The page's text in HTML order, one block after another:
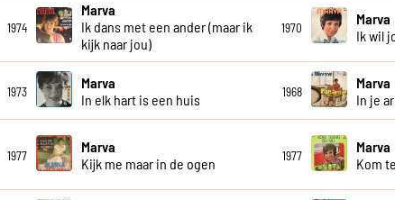
1974
Marva
Ik dans met een ander (maar ik
kijk naar jou)
1970
Marva
Ik wil
1973
Marva
In elk hart is een huis
1968
Marva
In je
1977
Marva
Kijk me maar in de ogen
1977
Marva
Kom